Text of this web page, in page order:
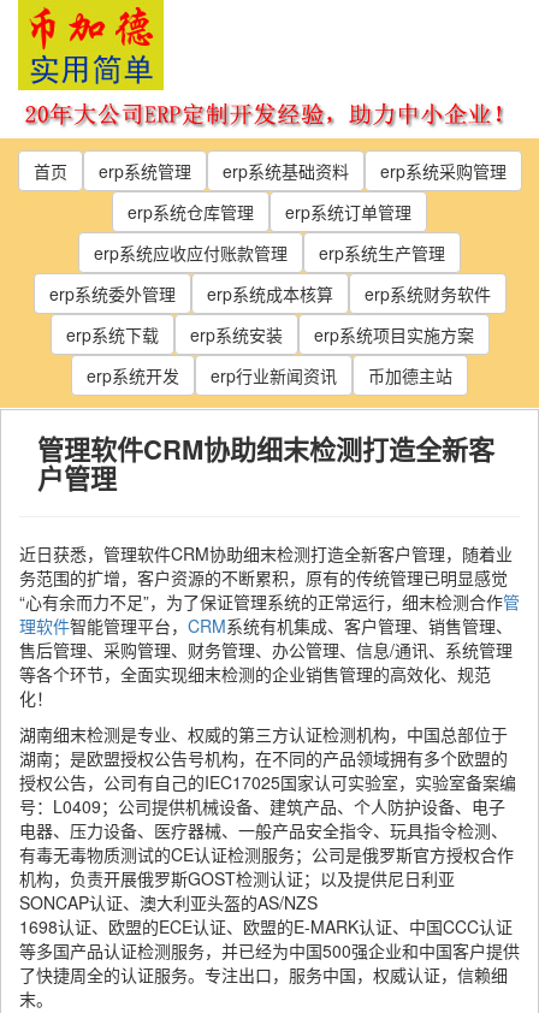
Skip
content
首页 erp系统管理 erp系统基础资料
erp系统采购管理
erp系统仓库管理
erp系统订单管理
erp系统应收应付账款管理
erp系统生产管理
erp系统委外管理
erp系统成本核算
erp系统财务软件
erp系统下载
erp系统安装
erp系统项目实施方案
erp系统开发
erp行业新闻资讯 币加德主站
管理软件CRM协助细末检测打造全新客
户管理
近日获悉，管理软件CRM协助细末检测打造全新客户管理，随着业
务范围的扩增，客户资源的不断累积，原有的传统管理已明显感觉
“心有余而力不足”，为了保证管理系统的正常运行，细末检测合作管
理软件智能管理平台， CRM系统有机集成、客户管理、销售管理、
售后管理、采购管理、财务管理、办公管理、信息/通讯、系统管理
等各个环节，全面实现细末检测的企业销售管理的高效化、规范
化！
湖南细末检测是专业、权威的第三方认证检测机构，中国总部位于
湖南；是欧盟授权公告号机构，在不同的产品领域拥有多个欧盟的
授权公告，公司有自己的IEC17025国家认可实验室，实验室备案编
号：L0409；公司提供机械设备、建筑产品、个人防护设备、电子
电器、压力设备、医疗器械、一般产品安全指令、玩具指令检测、
有毒无毒物质测试的CE认证检测服务；公司是俄罗斯官方授权合作
机构，负责开展俄罗斯GOST检测认证；以及提供尼日利亚
SONCAP认证、澳大利亚头盔的AS/NZS
1698认证、欧盟的ECE认证、欧盟的E-MARK认证、中国CCC认证
等多国产品认证检测服务，并已经为中国500强企业和中国客户提供
了快捷周全的认证服务。专注出口，服务中国，权威认证，信赖细
末。